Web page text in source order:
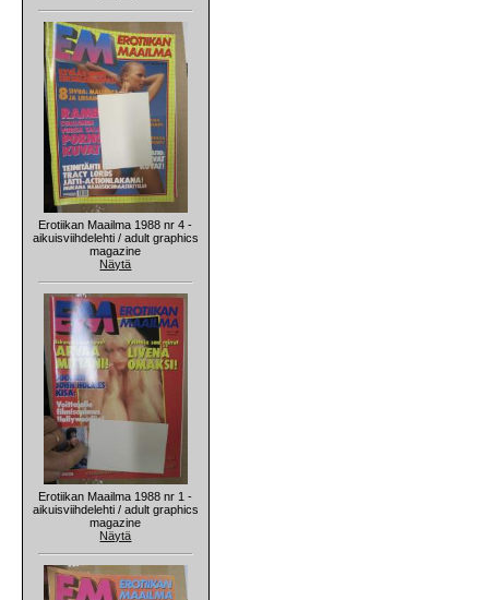
Erotiikan Maailma 1988 nr 4 -
aikuisviihdelehti / adult graphics
magazine
Näytä
Erotiikan Maailma 1988 nr 1 -
aikuisviihdelehti / adult graphics
magazine
Näytä